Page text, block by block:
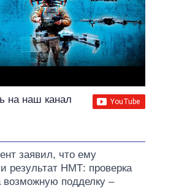
на наш канал
заявил, что ему
результат НМТ: проверка
возможную подделку –